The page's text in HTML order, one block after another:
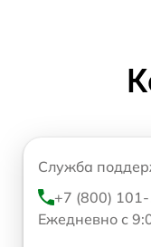
Служба
+7 (800)
Ежедневно с